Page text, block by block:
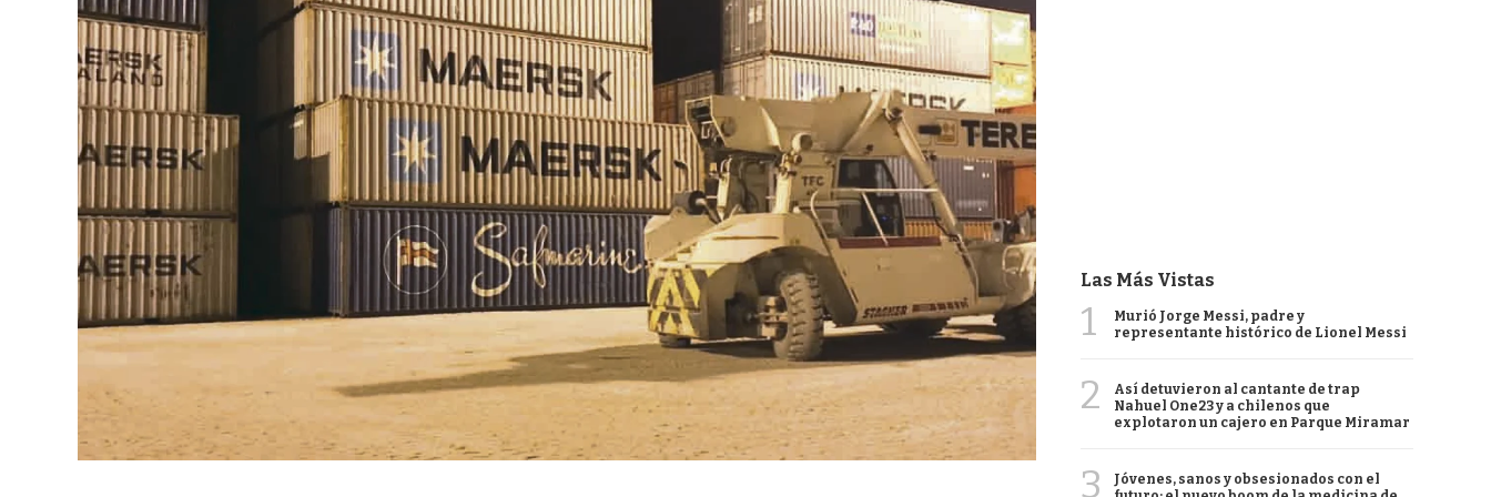
Las Más Vistas
1
Murió Jorge Messi, padre y
representante histórico de Lionel Messi
2
Así detuvieron al cantante de trap
Nahuel One23 y a chilenos que
explotaron un cajero en Parque Miramar
3
Jóvenes, sanos y obsesionados con el